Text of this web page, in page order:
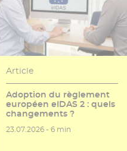
Article
Adoption du règlement
européen eIDAS 2 : quels
changements ?
Date de publication
23.07.2026 -Temps de lecture
6 min